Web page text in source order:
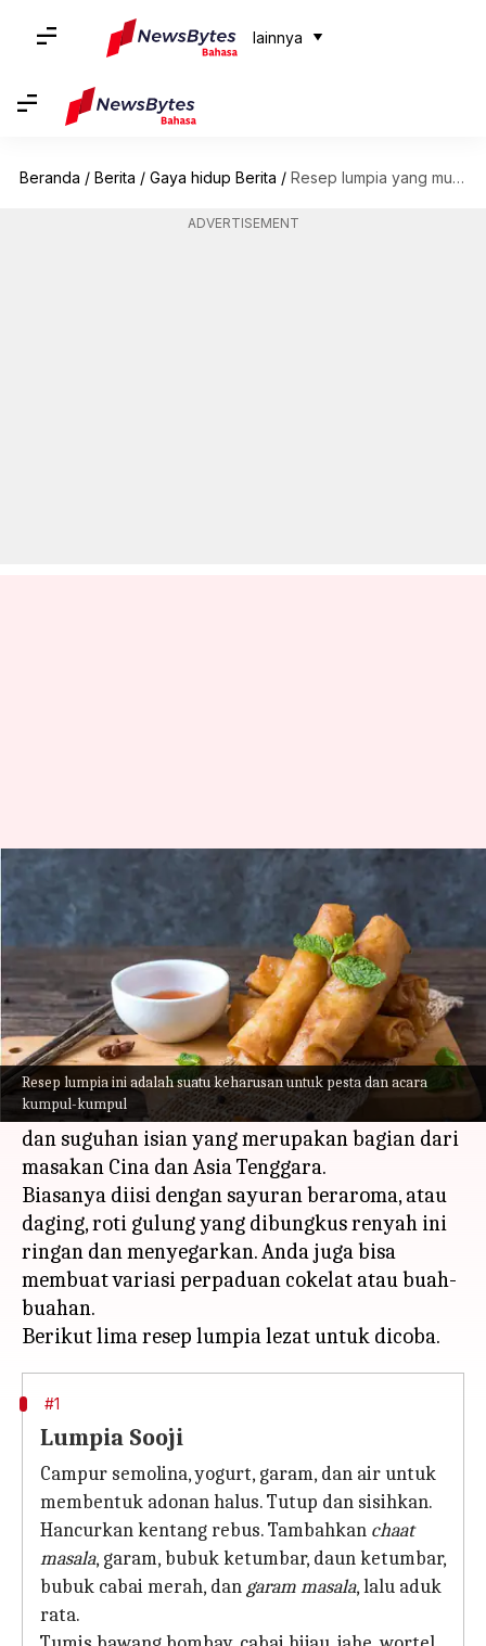
lainnya
Beranda / Berita / Gaya hidup Berita / Resep lumpia yang mudah untuk koki rumahan
ADVERTISEMENT
Resep lumpia ini adalah suatu keharusan untuk pesta dan acara
kumpul-kumpul
Resep lumpia yang mudah
untuk koki rumahan
menulis Taufiq Al Jufri May 30, 2023 01:23 pm
Apa ceritanya
Salah satu makanan pembuka paling sempurna
untuk disajikan di pesta dan acara kumpul-
kumpul, lumpia adalah gorengan yang renyah,
dan suguhan isian yang merupakan bagian dari
masakan Cina dan Asia Tenggara.
Biasanya diisi dengan sayuran beraroma, atau
daging, roti gulung yang dibungkus renyah ini
ringan dan menyegarkan. Anda juga bisa
membuat variasi perpaduan cokelat atau buah-
buahan.
#1
Lumpia Sooji
Campur semolina, yogurt, garam, dan air untuk
membentuk adonan halus. Tutup dan sisihkan.
Hancurkan kentang rebus. Tambahkan chaat
masala, garam, bubuk ketumbar, daun ketumbar,
bubuk cabai merah, dan garam masala, lalu aduk
rata.